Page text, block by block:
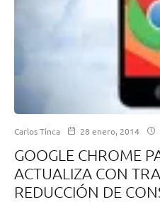
Carlos Tinca 28 enero, 2014
GOOGLE CHROME
ACTUALIZA CON
REDUCCIÓN DE